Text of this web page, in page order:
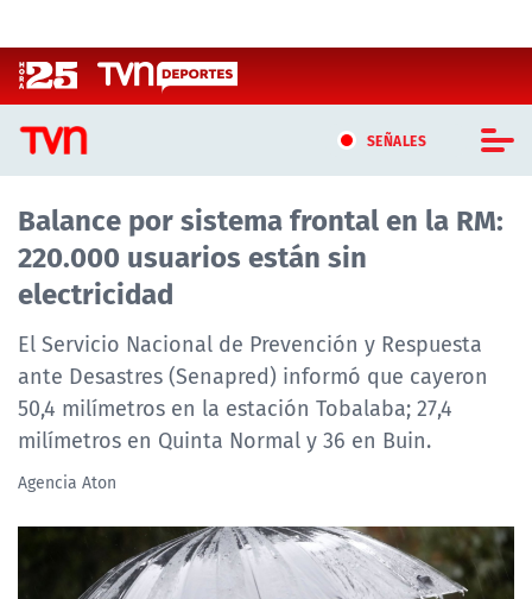
SEÑALES
CASTING MASTERCHEF CHILE
CASTING TVN VERTICAL
TVN VERTICAL
TVN PLAY
PROGRAMAS
Balance por sistema frontal en la RM:
220.000 usuarios están sin
electricidad
El Servicio Nacional de Prevención y Respuesta
ante Desastres (Senapred) informó que cayeron
50,4 milímetros en la estación Tobalaba; 27,4
milímetros en Quinta Normal y 36 en Buin.
Agencia Aton